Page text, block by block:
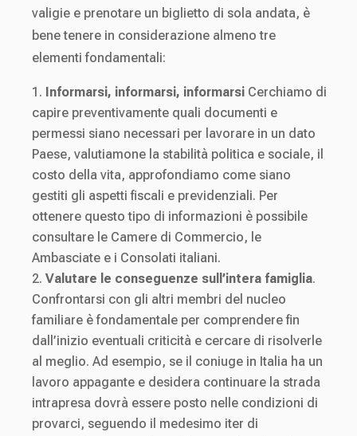
valigie e prenotare un biglietto di sola andata, è
bene tenere in considerazione almeno tre
elementi fondamentali:
Informarsi, informarsi, informarsi Cerchiamo di
capire preventivamente quali documenti e
permessi siano necessari per lavorare in un dato
Paese, valutiamone la stabilità politica e sociale, il
costo della vita, approfondiamo come siano
gestiti gli aspetti fiscali e previdenziali. Per
ottenere questo tipo di informazioni è possibile
consultare le Camere di Commercio, le
Ambasciate e i Consolati italiani.
Valutare le conseguenze sull’intera famiglia.
Confrontarsi con gli altri membri del nucleo
familiare è fondamentale per comprendere fin
dall’inizio eventuali criticità e cercare di risolverle
al meglio. Ad esempio, se il coniuge in Italia ha un
lavoro appagante e desidera continuare la strada
intrapresa dovrà essere posto nelle condizioni di
provarci, seguendo il medesimo iter di